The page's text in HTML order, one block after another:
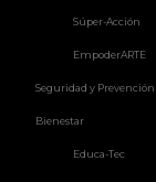
Súper-Acción
EmpoderARTE
Seguridad y Prevención
Bienestar
Educa-Tec